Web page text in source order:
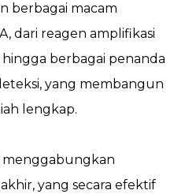
berbagai macam
dari reagen amplifikasi
hingga berbagai penanda
yang membangun
lengkap.
menggabungkan
yang secara efektif